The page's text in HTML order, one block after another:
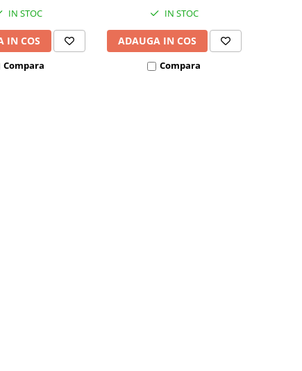
uscată și
55 - 110
Alb
IN STOC
IN COS
Compara
Senzori Anti - Cădere,
Curățare Umedă și Uscată,
Tehnologie AI, Negru
IN STOC
ADAUGA IN COS
Compara